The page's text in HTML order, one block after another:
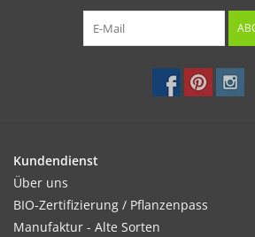
Saatguttüte hergestellt aus
Ab Mitte März in kleinen Töpfen im
Freilandsaat ab Mitte Mai. Saattiefe
Kundendienst
Über uns
BIO-Zertifizierung / Pflanzenpass
Manufaktur - Alte Sorten